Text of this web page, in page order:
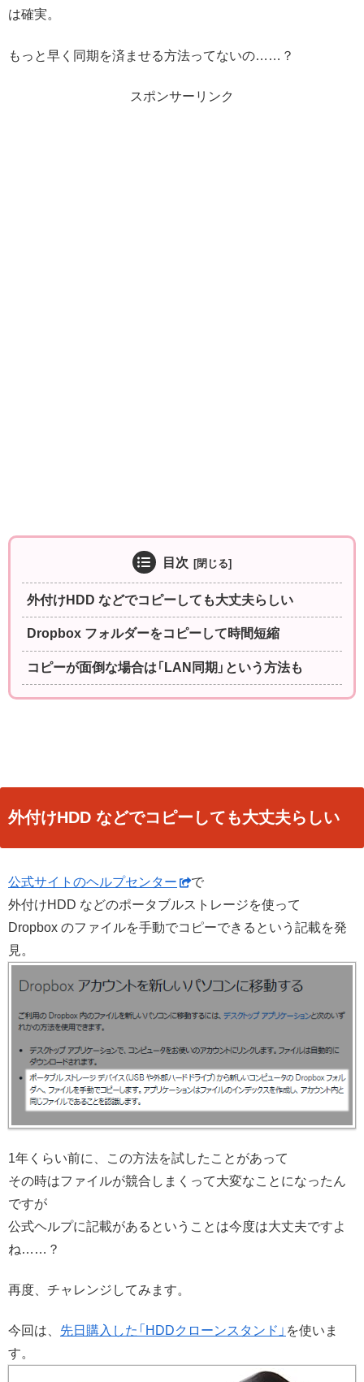
は確実。
もっと早く同期を済ませる方法ってないの……？
スポンサーリンク
目次
外付けHDD などでコピーしても大丈夫らしい
Dropbox フォルダーをコピーして時間短縮
コピーが面倒な場合は「LAN同期」という方法も
外付けHDD などでコピーしても大丈夫らしい
公式サイトのヘルプセンター
で
外付けHDD などのポータブルストレージを使って
Dropbox のファイルを手動でコピーできるという記載を発
見。
1年くらい前に、この方法を試したことがあって
その時はファイルが競合しまくって大変なことになったん
ですが
公式ヘルプに記載があるということは今度は大丈夫ですよ
ね……？
再度、チャレンジしてみます。
今回は、 先日購入した「HDDクローンスタンド」 を使いま
す。